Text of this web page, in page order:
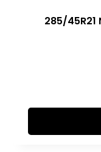
285/45R21